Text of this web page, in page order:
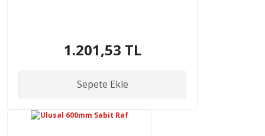
1.201,53 TL
Sepete Ekle